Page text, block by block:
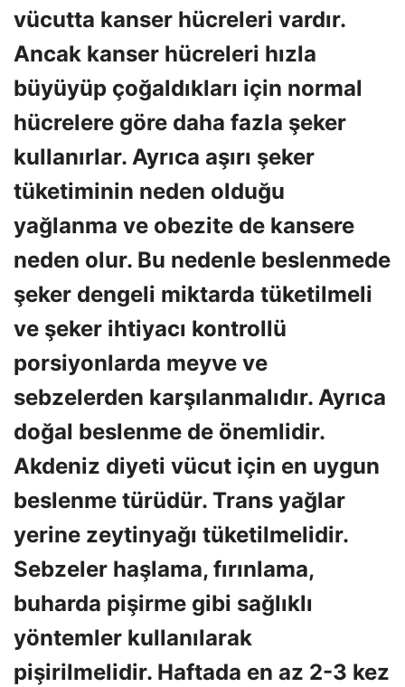
vücutta kanser hücreleri vardır.
Ancak kanser hücreleri hızla
büyüyüp çoğaldıkları için normal
hücrelere göre daha fazla şeker
kullanırlar. Ayrıca aşırı şeker
tüketiminin neden olduğu
yağlanma ve obezite de kansere
neden olur. Bu nedenle beslenmede
şeker dengeli miktarda tüketilmeli
ve şeker ihtiyacı kontrollü
porsiyonlarda meyve ve
sebzelerden karşılanmalıdır. Ayrıca
doğal beslenme de önemlidir.
Akdeniz diyeti vücut için en uygun
beslenme türüdür. Trans yağlar
yerine zeytinyağı tüketilmelidir.
Sebzeler haşlama, fırınlama,
buharda pişirme gibi sağlıklı
yöntemler kullanılarak
pişirilmelidir. Haftada en az 2-3 kez